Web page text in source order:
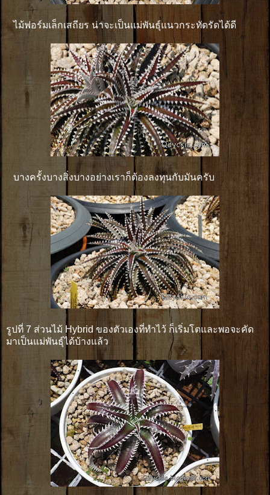
ไม้ฟอร์มเล็กเสถียร น่าจะเป็นแม่พันธุ์แนวกระทัดรัดได้ดี
บางครั้งบางสิ่งบางอย่างเราก็ต้องลงทุนกับมันครับ
รูปที่ 7 ส่วนไม้ Hybrid ของตัวเองที่ทำไว้ ก็เริ่มโตและพอจะคัด
มาเป็นแม่พันธุ์ได้บ้างแล้ว